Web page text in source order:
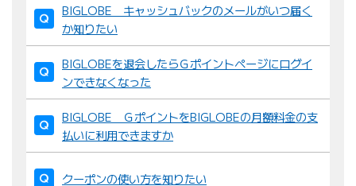
BIGLOBE キャッシュバックのメールがいつ届く
か知りたい
BIGLOBEを退会したらＧポイントページにログイ
ンできなくなった
BIGLOBE ＧポイントをBIGLOBEの月額料金の支
払いに利用できますか
クーポンの使い方を知りたい